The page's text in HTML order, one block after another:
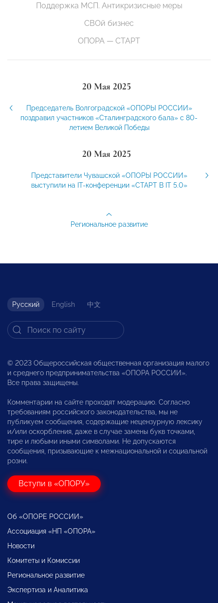
Поддержка МСП. Антикризисные меры
СВОй бизнес
ОПОРА — СТАРТ
20 Мая 2025
Председатель Волгоградской «ОПОРЫ РОССИИ»
поздравил участников «Сталинградского бала» с 80-
летием Великой Победы
20 Мая 2025
Представители Чувашской «ОПОРЫ РОССИИ»
выступили на IT-конференции «СТАРТ В IT 5.0»
Региональное развитие
Русский English 中文
© 2023 Общероссийская общественная организация малого
и среднего предпринимательства «ОПОРА РОССИИ».
Все права защищены.
Комментарии на сайте проходят модерацию. Согласно
требованиям российского законодательства, мы не
публикуем сообщения, содержащие нецензурную лексику
и/или оскорбления, даже в случае замены букв точками,
тире и любыми иными символами. Не допускаются
сообщения, призывающие к межнациональной и социальной
розни.
Вступи в «ОПОРУ»
Об «ОПОРЕ РОССИИ»
Ассоциация «НП «ОПОРА»
Новости
Комитеты и Комиссии
Региональное развитие
Экспертиза и Аналитика